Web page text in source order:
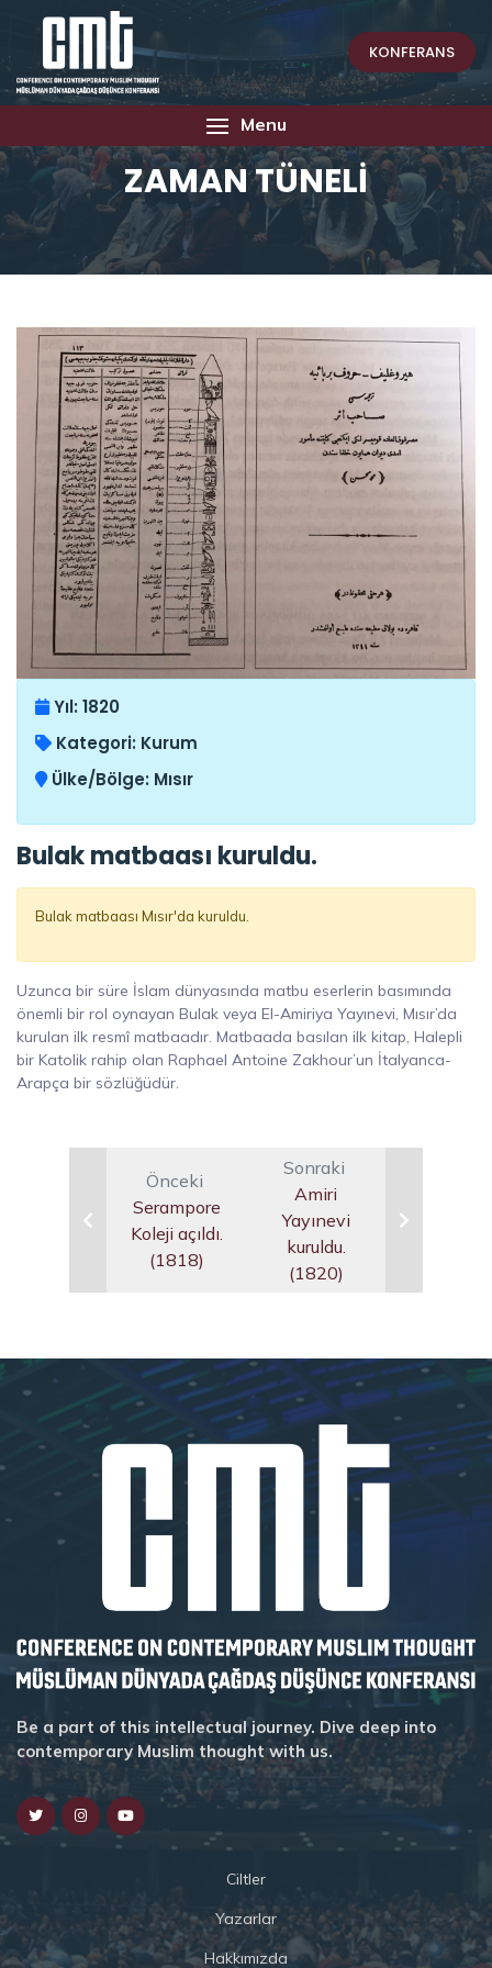
KONFERANS
Menu
ZAMAN TÜNELİ
Yıl: 1820
Kategori: Kurum
Ülke/Bölge: Mısır
Bulak matbaası kuruldu.
Bulak matbaası Mısır'da kuruldu.
Uzunca bir süre İslam dünyasında matbu eserlerin basımında
önemli bir rol oynayan Bulak veya El-Amiriya Yayınevi, Mısır’da
kurulan ilk resmî matbaadır. Matbaada basılan ilk kitap, Halepli
bir Katolik rahip olan Raphael Antoine Zakhour’un İtalyanca-
Arapça bir sözlüğüdür.
Önceki
Serampore
Koleji açıldı.
(1818)
Sonraki
Amiri
Yayınevi
kuruldu.
(1820)
Be a part of this intellectual journey. Dive deep into
contemporary Muslim thought with us.
Ciltler
Yazarlar
Hakkımızda